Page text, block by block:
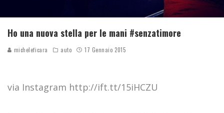
Ho una nuova stella per le mani #senzatimore
micheleficara auto 17 Gennaio 2015
via Instagram http://ift.tt/15iHCZU